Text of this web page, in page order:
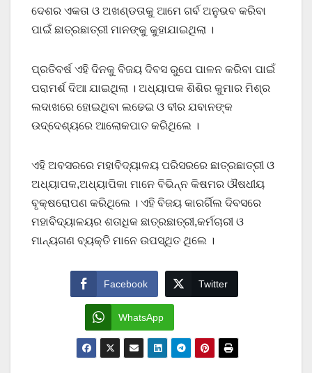
ଦେଶର ଏକତା ଓ ଅଖଣ୍ଡତାକୁ ଆମେ ଗର୍ବ ଅନୁଭବ କରିବା
ପାଇଁ ଛାତ୍ରଛାତ୍ରୀ ମାନଙ୍କୁ କୁହାଯାଇଥିଲା ।
ପ୍ରତିବର୍ଷ ଏହି ଦିନକୁ ବିଜୟ ଦିବସ ରୁପେ ପାଳନ କରିବା ପାଇଁ
ପରାମର୍ଶ ଦିଆ ଯାଇଥିଲା । ଅଧ୍ୟାପକ ଶିଶିର କୁମାର ମିଶ୍ର
ଲଦାଖରେ ହୋଇଥିବା ଲଢେଇ ଓ ବୀର ଯବାନଙ୍କ
ଉଦ୍ଦେଶ୍ୟରେ ଆଲୋକପାତ କରିଥିଲେ ।
ଏହି ଅବସରରେ ମହାବିଦ୍ୟାଳୟ ପରିସରରେ ଛାତ୍ରଛାତ୍ରୀ ଓ
ଅଧ୍ୟାପକ,ଅଧ୍ୟାପିକା ମାନେ ବିଭିନ୍ନ କିଷମର ଔଷଧୀୟ
ବୃକ୍ଷରୋପଣ କରିଥିଲେ । ଏହି ବିଜୟ କାରର୍ଗିଲ ଦିବସରେ
ମହାବିଦ୍ୟାଳୟର ଶତାଧିକ ଛାତ୍ରଛାତ୍ରୀ,କର୍ମଚାରୀ ଓ
ମାନ୍ୟଗଣ ବ୍ୟକ୍ତି ମାନେ ଉପସ୍ଥିତ ଥିଲେ ।
Facebook Twitter
WhatsApp